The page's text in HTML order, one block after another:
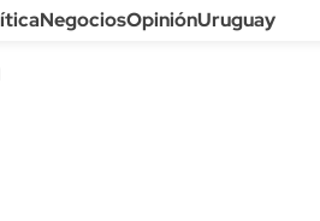
NegociosOpiniónUruguay